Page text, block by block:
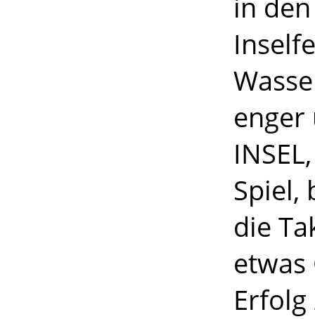
in
enger
Spiel,
die
etwas